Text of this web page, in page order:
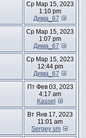
Ср Мар 15, 2023
1:10 pm
Дима_67
Ср Мар 15, 2023
1:07 pm
Дима_67
Ср Мар 15, 2023
12:44 pm
Дима_67
Пт Фев 03, 2023
4:17 am
Kassel
Вт Янв 17, 2023
11:01 am
Sergey sm